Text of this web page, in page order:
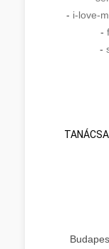
- i-love-
-
-